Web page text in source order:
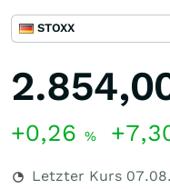
STOXX
+0,26 %
Letzter Kurs